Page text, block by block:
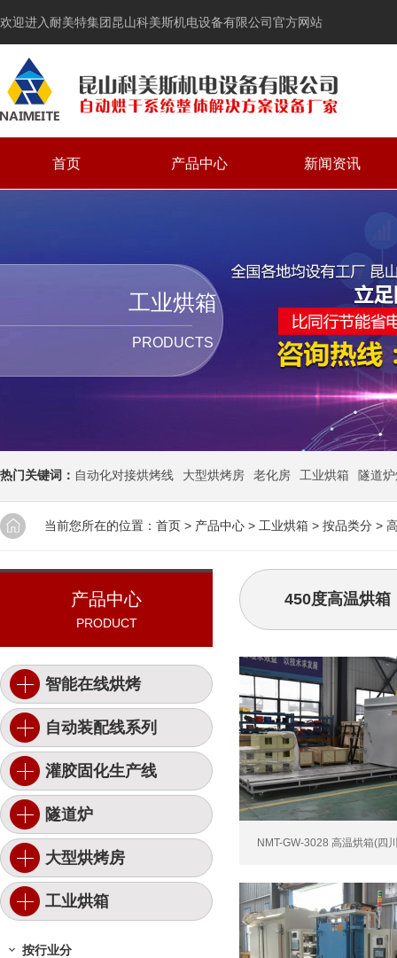
欢迎进入耐美特集团昆山科美斯机电设备有限公司官方网站
首页 产品中心 新闻资讯
工业烘箱
PRODUCTS
热门关键词： 自动化对接烘烤线 大型烘烤房 老化房 工业烘箱 隧道
当前您所在的位置： 首页 > 产品中心 > 工业烘箱 > 按品类分 >
产品中心
PRODUCT
智能在线烘烤
自动装配线系列
灌胶固化生产线
隧道炉
大型烘烤房
工业烘箱
按行业分
450度高温烘箱
NMT-GW-3028 高温烘箱(四